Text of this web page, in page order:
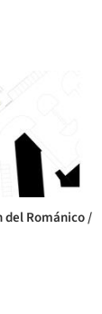
del Románico /